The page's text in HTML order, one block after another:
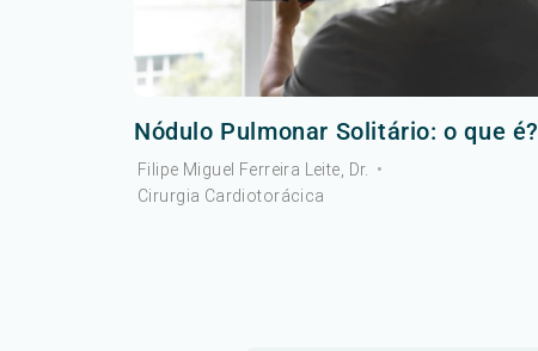
Nódulo Pulmonar Solitário: o que é?
Filipe Miguel Ferreira Leite, Dr. •
Cirurgia Cardiotorácica